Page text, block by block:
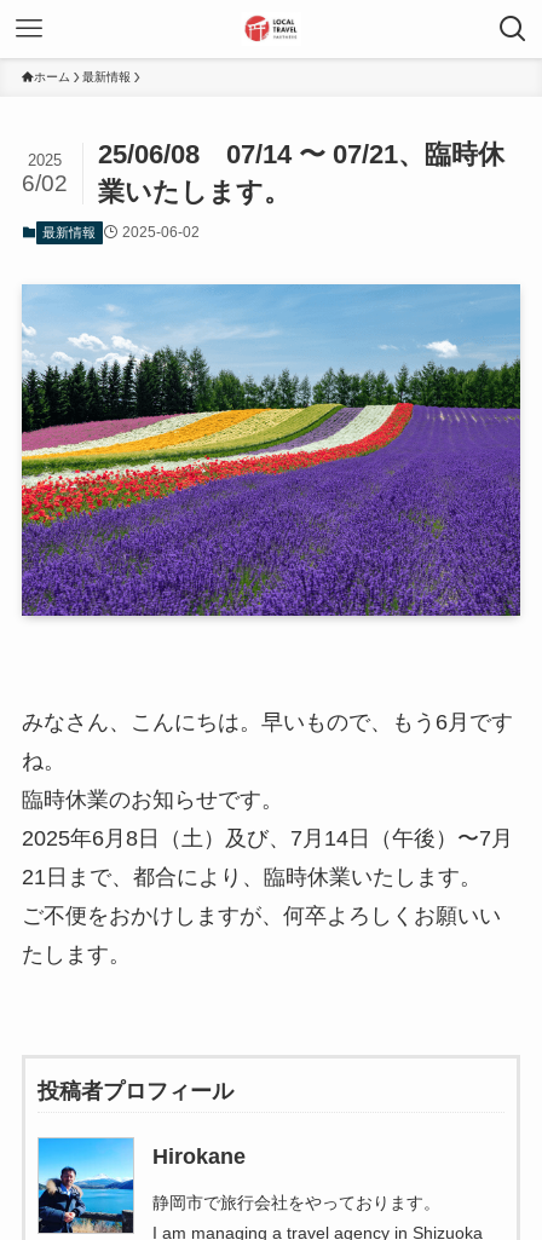
ホーム 最新情報
25/06/08 07/14 〜 07/21、臨時休
業いたします。
2025
6/02
最新情報 2025-06-02
みなさん、こんにちは。早いもので、もう6月です
ね。
臨時休業のお知らせです。
2025年6月8日（土）及び、7月14日（午後）〜7月
21日まで、都合により、臨時休業いたします。
ご不便をおかけしますが、何卒よろしくお願いい
たします。
投稿者プロフィール
Hirokane
静岡市で旅行会社をやっております。
I am managing a travel agency in Shizuoka